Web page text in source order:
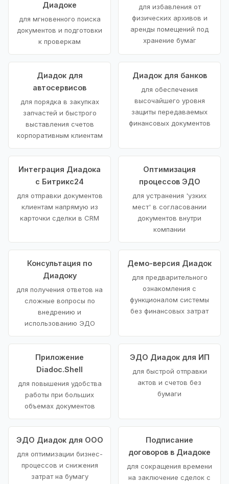
Диадоке
для мгновенного поиска
документов и подготовки
к проверкам
для избавления от
физических архивов и
аренды помещений под
хранение бумаг
Диадок для
автосервисов
для порядка в закупках
запчастей и быстрого
выставления счетов
корпоративным клиентам
Диадок для банков
для обеспечения
высочайшего уровня
защиты передаваемых
финансовых документов
Интеграция Диадока
с Битрикс24
для отправки документов
клиентам напрямую из
карточки сделки в CRM
Оптимизация
процессов ЭДО
для устранения 'узких
мест' в согласовании
документов внутри
компании
Консультация по
Диадоку
для получения ответов на
сложные вопросы по
внедрению и
использованию ЭДО
Демо-версия Диадок
для предварительного
ознакомления с
функционалом системы
без финансовых затрат
Приложение
Diadoc.Shell
для повышения удобства
работы при больших
объемах документов
ЭДО Диадок для ИП
для быстрой отправки
актов и счетов без
бумаги
ЭДО Диадок для ООО
для оптимизации бизнес-
процессов и снижения
затрат на бумагу
Подписание
договоров в Диадоке
для сокращения времени
на заключение сделок с